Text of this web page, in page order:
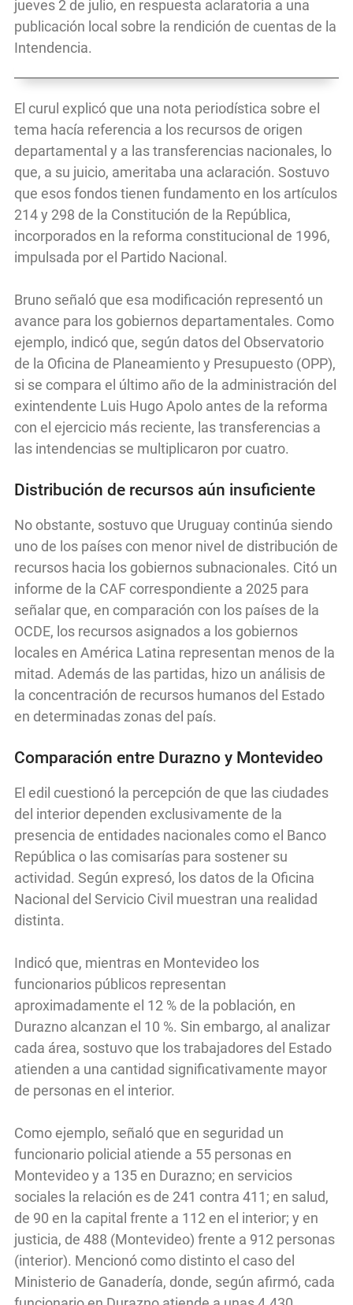
jueves 2 de julio, en respuesta aclaratoria a una
publicación local sobre la rendición de cuentas de la
Intendencia.
El curul explicó que una nota periodística sobre el
tema hacía referencia a los recursos de origen
departamental y a las transferencias nacionales, lo
que, a su juicio, ameritaba una aclaración. Sostuvo
que esos fondos tienen fundamento en los artículos
214 y 298 de la Constitución de la República,
incorporados en la reforma constitucional de 1996,
impulsada por el Partido Nacional.
Bruno señaló que esa modificación representó un
avance para los gobiernos departamentales. Como
ejemplo, indicó que, según datos del Observatorio
de la Oficina de Planeamiento y Presupuesto (OPP),
si se compara el último año de la administración del
exintendente Luis Hugo Apolo antes de la reforma
con el ejercicio más reciente, las transferencias a
las intendencias se multiplicaron por cuatro.
Distribución de recursos aún insuficiente
No obstante, sostuvo que Uruguay continúa siendo
uno de los países con menor nivel de distribución de
recursos hacia los gobiernos subnacionales. Citó un
informe de la CAF correspondiente a 2025 para
señalar que, en comparación con los países de la
OCDE, los recursos asignados a los gobiernos
locales en América Latina representan menos de la
mitad. Además de las partidas, hizo un análisis de
la concentración de recursos humanos del Estado
en determinadas zonas del país.
Comparación entre Durazno y Montevideo
El edil cuestionó la percepción de que las ciudades
del interior dependen exclusivamente de la
presencia de entidades nacionales como el Banco
República o las comisarías para sostener su
actividad. Según expresó, los datos de la Oficina
Nacional del Servicio Civil muestran una realidad
distinta.
Indicó que, mientras en Montevideo los
funcionarios públicos representan
aproximadamente el 12 % de la población, en
Durazno alcanzan el 10 %. Sin embargo, al analizar
cada área, sostuvo que los trabajadores del Estado
atienden a una cantidad significativamente mayor
de personas en el interior.
Como ejemplo, señaló que en seguridad un
funcionario policial atiende a 55 personas en
Montevideo y a 135 en Durazno; en servicios
sociales la relación es de 241 contra 411; en salud,
de 90 en la capital frente a 112 en el interior; y en
justicia, de 488 (Montevideo) frente a 912 personas
(interior). Mencionó como distinto el caso del
Ministerio de Ganadería, donde, según afirmó, cada